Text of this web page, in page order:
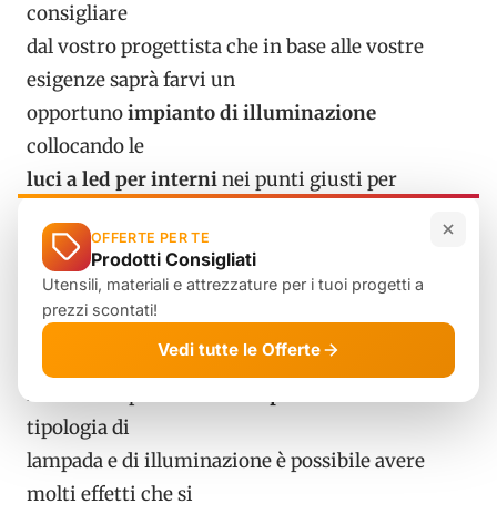
consigliare
dal vostro progettista che in base alle vostre
esigenze saprà farvi un
opportunoimpianto di illuminazione
collocando le
luci a led per interninei punti giusti per
unica.
Tipologie di illuminazione per
interni a led
In base al tipo di
tipologia di
lampada e di illuminazione è possibile avere
molti effetti che si
OFFERTE PER TE
Prodotti Consigliati
Utensili, materiali e attrezzature per i tuoi progetti a
prezzi scontati!
Vedi tutte le Offerte